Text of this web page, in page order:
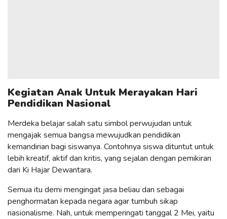
Kegiatan Anak Untuk Merayakan Hari
Pendidikan Nasional
Merdeka belajar salah satu simbol perwujudan untuk
mengajak semua bangsa mewujudkan pendidikan
kemandirian bagi siswanya. Contohnya siswa dituntut untuk
lebih kreatif, aktif dan kritis, yang sejalan dengan pemikiran
dari Ki Hajar Dewantara.
Semua itu demi mengingat jasa beliau dan sebagai
penghormatan kepada negara agar tumbuh sikap
nasionalisme. Nah, untuk memperingati tanggal 2 Mei, yaitu